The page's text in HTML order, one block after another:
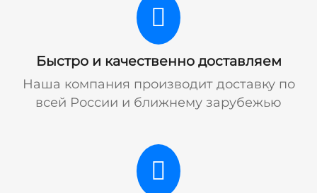
Быстро и качественно доставляем
Наша компания производит доставку по
всей России и ближнему зарубежью